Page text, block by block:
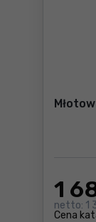
Cena
1
netto: 1